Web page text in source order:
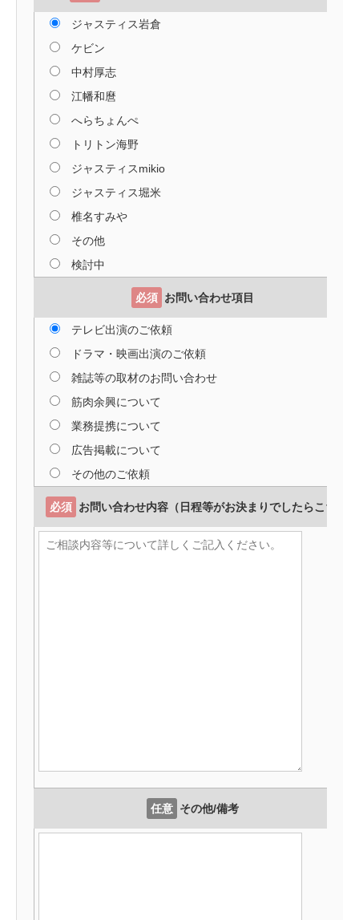
ジャスティス岩倉
ケビン
中村厚志
江幡和麿
へらちょんぺ
トリトン海野
ジャスティスmikio
ジャスティス堀米
椎名すみや
その他
検討中
必須 お問い合わせ項目
テレビ出演のご依頼
ドラマ・映画出演のご依頼
雑誌等の取材のお問い合わせ
筋肉余興について
業務提携について
広告掲載について
その他のご依頼
必須 お問い合わせ内容（日程等がお決まりでしたらこちら
任意 その他/備考